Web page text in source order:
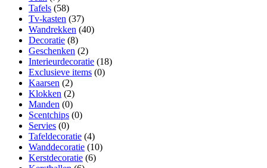
Tafels (58)
Tv-kasten (37)
Wandrekken (40)
Decoratie (8)
Geschenken (2)
Interieurdecoratie (18)
Exclusieve items (0)
Kaarsen (2)
Klokken (2)
Manden (0)
Scentchips (0)
Servies (0)
Tafeldecoratie (4)
Wanddecoratie (10)
Kerstdecoratie (6)